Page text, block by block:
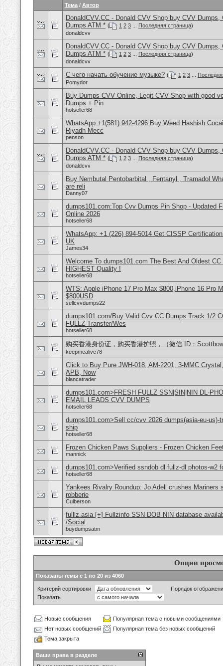
Тема / Автор
DonaldCVV.CC - Donald CVV Shop buy CVV
Dumps ATM * ( 1 2 3 Последняя страница)
donaldcvv
DonaldCVV.CC - Donald CVV Shop buy CVV
Dumps ATM * ( 1 2 3 Последняя страница)
donaldcvv
С чего начать обучение музыке? ( 1 2 3
Pomydor
Buy Dumps CVV Online, Legit CVV Shop with good
Dumps + Pin
hotseller68
WhatsApp +1(581) 942-4296 Buy Weed Hashish
Riyadh Mecc
penson
DonaldCVV.CC - Donald CVV Shop buy CVV
Dumps ATM * ( 1 2 3 Последняя страница)
donaldcvv
Buy Nembutal Pentobarbital , Fentanyl , Tramadol
are reli
Danny07
dumps101.com:Top Cvv Dumps Pin Shop - Updated
Online 2026
hotseller68
WhatsApp: +1 (226) 894-5014​ Get CISSP
UK
James34
Welcome To dumps101.com The Best And Oldest
HIGHEST Quality !
hotseller68
WTS: Apple iPhone 17 Pro Max $800,iPhone 16 Pro
$800USD
sellcvvdumps22
dumps101.com/Buy Valid Cvv CC Dumps Track 1/2
FULLZ-Transfer/Wes
hotseller68
购买香港身份证，购买香港护照，（微信 ID：
keepmealive78
Click to Buy Pure JWH-018, AM-2201, 3-MMC
APB, Now
blancatrader
dumps101.com>FRESH FULLZ SSN|SIN|NIN DL-
EMAIL LEADS CVV DUMPS
hotseller68
dumps101.com>Sell cc/cvv 2026 dumps(asia-eu-us)-
ship
hotseller68
Frozen Chicken Paws Suppliers - Frozen Chicken
mannick
dumps101.com>Verified ssndob dl fullz-dl photos-w2
hotseller68
Yankees Rivalry Roundup: Jo Adell crushes Mariners
robberie
Culberson
fulllz.asia [+] Fullzinfo SSN DOB NIN database
/Social
buydumpsatm
Опции
Показаны темы с 1 по 20 из 4060
Критерий сортировки
Порядок
Показать
Новые сообщения
Популярная тема с новыми сообщениями
Нет новых сообщений
Популярная тема без новых сообщений
Тема закрыта
Ваши права в разделе